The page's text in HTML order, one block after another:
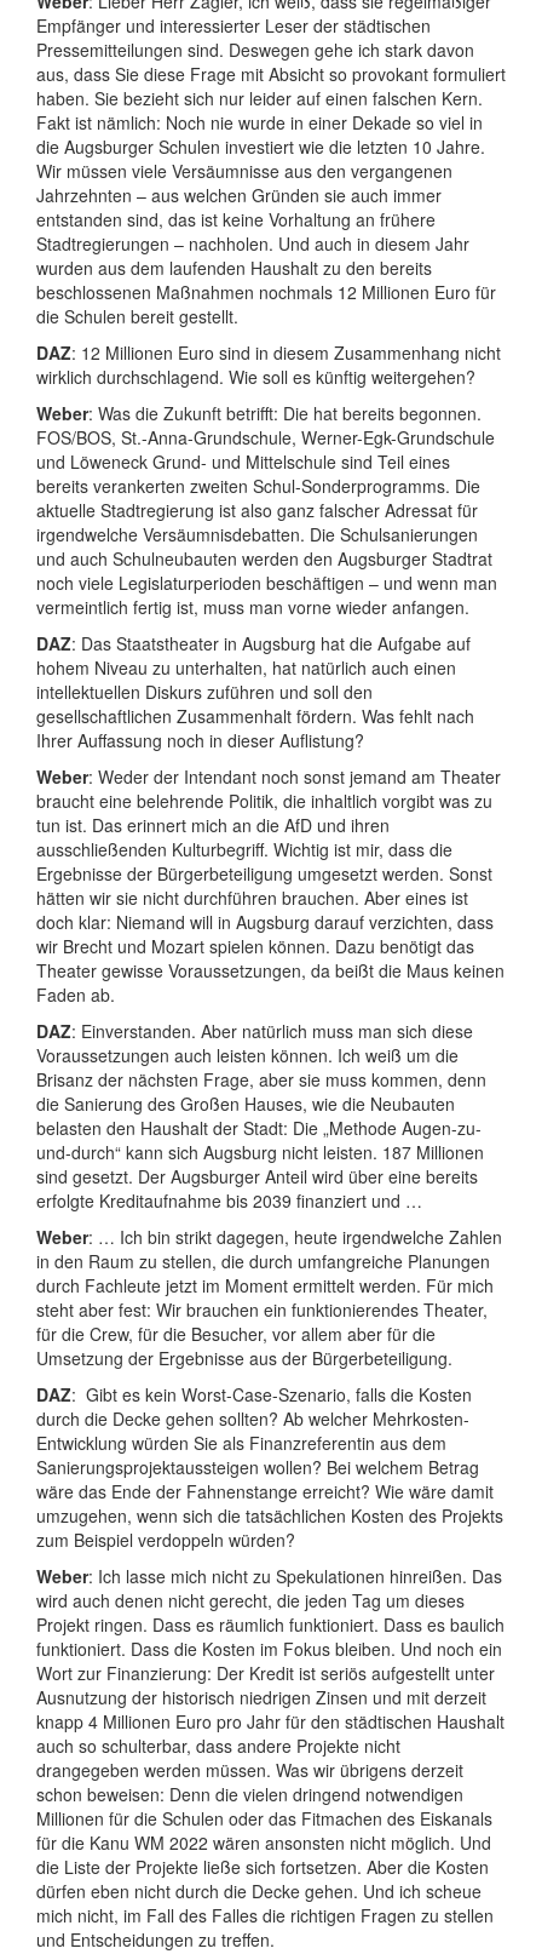
Empfänger und interessierter Leser der städtischen
Pressemitteilungen sind. Deswegen gehe ich stark davon
aus, dass Sie diese Frage mit Absicht so provokant formuliert
haben. Sie bezieht sich nur leider auf einen falschen Kern.
Fakt ist nämlich: Noch nie wurde in einer Dekade so viel in
die Augsburger Schulen investiert wie die letzten 10 Jahre.
Wir müssen viele Versäumnisse aus den vergangenen
Jahrzehnten – aus welchen Gründen sie auch immer
entstanden sind, das ist keine Vorhaltung an frühere
Stadtregierungen – nachholen. Und auch in diesem Jahr
wurden aus dem laufenden Haushalt zu den bereits
beschlossenen Maßnahmen nochmals 12 Millionen Euro für
die Schulen bereit gestellt.
DAZ: 12 Millionen Euro sind in diesem Zusammenhang nicht
wirklich durchschlagend. Wie soll es künftig weitergehen?
Weber: Was die Zukunft betrifft: Die hat bereits begonnen.
FOS/BOS, St.-Anna-Grundschule, Werner-Egk-Grundschule
und Löweneck Grund- und Mittelschule sind Teil eines
bereits verankerten zweiten Schul-Sonderprogramms. Die
aktuelle Stadtregierung ist also ganz falscher Adressat für
irgendwelche Versäumnisdebatten. Die Schulsanierungen
und auch Schulneubauten werden den Augsburger Stadtrat
noch viele Legislaturperioden beschäftigen – und wenn man
vermeintlich fertig ist, muss man vorne wieder anfangen.
DAZ: Das Staatstheater in Augsburg hat die Aufgabe auf
hohem Niveau zu unterhalten, hat natürlich auch einen
intellektuellen Diskurs zuführen und soll den
gesellschaftlichen Zusammenhalt fördern. Was fehlt nach
Ihrer Auffassung noch in dieser Auflistung?
Weber: Weder der Intendant noch sonst jemand am Theater
braucht eine belehrende Politik, die inhaltlich vorgibt was zu
tun ist. Das erinnert mich an die AfD und ihren
ausschließenden Kulturbegriff. Wichtig ist mir, dass die
Ergebnisse der Bürgerbeteiligung umgesetzt werden. Sonst
hätten wir sie nicht durchführen brauchen. Aber eines ist
doch klar: Niemand will in Augsburg darauf verzichten, dass
wir Brecht und Mozart spielen können. Dazu benötigt das
Theater gewisse Voraussetzungen, da beißt die Maus keinen
Faden ab.
DAZ: Einverstanden. Aber natürlich muss man sich diese
Voraussetzungen auch leisten können. Ich weiß um die
Brisanz der nächsten Frage, aber sie muss kommen, denn
die Sanierung des Großen Hauses, wie die Neubauten
belasten den Haushalt der Stadt: Die „Methode Augen-zu-
und-durch“ kann sich Augsburg nicht leisten. 187 Millionen
sind gesetzt. Der Augsburger Anteil wird über eine bereits
erfolgte Kreditaufnahme bis 2039 finanziert und …
Weber: … Ich bin strikt dagegen, heute irgendwelche Zahlen
in den Raum zu stellen, die durch umfangreiche Planungen
durch Fachleute jetzt im Moment ermittelt werden. Für mich
steht aber fest: Wir brauchen ein funktionierendes Theater,
für die Crew, für die Besucher, vor allem aber für die
Umsetzung der Ergebnisse aus der Bürgerbeteiligung.
DAZ: Gibt es kein Worst-Case-Szenario, falls die Kosten
durch die Decke gehen sollten? Ab welcher Mehrkosten-
Entwicklung würden Sie als Finanzreferentin aus dem
Sanierungsprojektaussteigen wollen? Bei welchem Betrag
wäre das Ende der Fahnenstange erreicht? Wie wäre damit
umzugehen, wenn sich die tatsächlichen Kosten des Projekts
zum Beispiel verdoppeln würden?
Weber: Ich lasse mich nicht zu Spekulationen hinreißen. Das
wird auch denen nicht gerecht, die jeden Tag um dieses
Projekt ringen. Dass es räumlich funktioniert. Dass es baulich
funktioniert. Dass die Kosten im Fokus bleiben. Und noch ein
Wort zur Finanzierung: Der Kredit ist seriös aufgestellt unter
Ausnutzung der historisch niedrigen Zinsen und mit derzeit
knapp 4 Millionen Euro pro Jahr für den städtischen Haushalt
auch so schulterbar, dass andere Projekte nicht
drangegeben werden müssen. Was wir übrigens derzeit
schon beweisen: Denn die vielen dringend notwendigen
Millionen für die Schulen oder das Fitmachen des Eiskanals
für die Kanu WM 2022 wären ansonsten nicht möglich. Und
die Liste der Projekte ließe sich fortsetzen. Aber die Kosten
dürfen eben nicht durch die Decke gehen. Und ich scheue
mich nicht, im Fall des Falles die richtigen Fragen zu stellen
und Entscheidungen zu treffen.